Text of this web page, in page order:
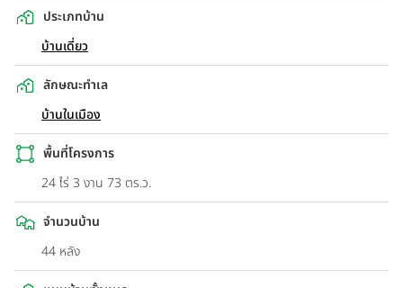
ประเภทบ้าน
บ้านเดี่ยว
ลักษณะทำเล
บ้านในเมือง
พื้นที่โครงการ
24 ไร่ 3 งาน 73 ตร.ว.
จำนวนบ้าน
44 หลัง